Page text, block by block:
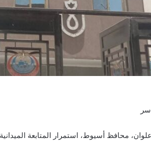
محافظ أسيوط، استمرار المتابعة